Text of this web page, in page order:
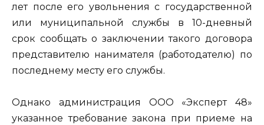
лет после его увольнения с государственной
или муниципальной службы в 10-дневный
срок сообщать о заключении такого договора
представителю нанимателя (работодателю) по
последнему месту его службы.
Однако администрация ООО «Эксперт 48»
указанное требование закона при приеме на